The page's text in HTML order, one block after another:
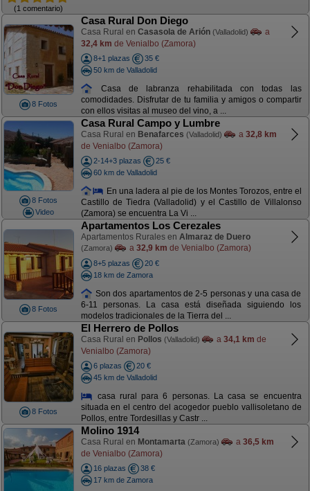
(1 comentario)
8 Fotos
Casa Rural Don Diego
Casa Rural en Casasola de Arión (Valladolid)
a
32,4 km de Venialbo (Zamora)
8+1 plazas
35 €
50 km de Valladolid
Casa de labranza rehabilitada con todas las
comodidades. Disfrutar de tu familia y amigos o compartir
con ellos visitas al museo del vino, a ...
8 Fotos
Video
Casa Rural Campo y Lumbre
Casa Rural en Benafarces (Valladolid) a 32,8 km
de Venialbo (Zamora)
2-14+3 plazas
25 €
60 km de Valladolid
En una ladera al pie de los Montes Torozos, entre el
Castillo de Tiedra (Valladolid) y el Castillo de Villalonso
(Zamora) se encuentra La Vi ...
8 Fotos
Apartamentos Los Cerezales
Apartamentos Rurales en Almaraz de Duero
(Zamora) a 32,9 km de Venialbo (Zamora)
8+5 plazas
20 €
18 km de Zamora
Son dos apartamentos de 2-5 personas y una casa de
6-11 personas. La casa está diseñada siguiendo los
modelos tradicionales de la Tierra del ...
8 Fotos
El Herrero de Pollos
Casa Rural en Pollos (Valladolid) a 34,1 km de
Venialbo (Zamora)
6 plazas
20 €
45 km de Valladolid
casa rural para 6 personas. La casa se encuentra
situada en el centro del acogedor pueblo vallisoletano de
Pollos, entre Tordesillas y Castr ...
Molino 1914
Casa Rural en Montamarta (Zamora) a 36,5 km
de Venialbo (Zamora)
16 plazas
38 €
17 km de Zamora